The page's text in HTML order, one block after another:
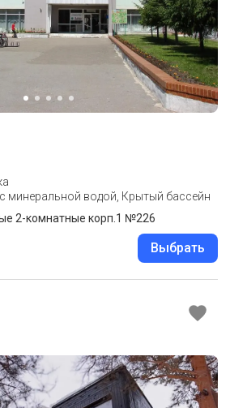
минеральной водой, Крытый бассейн
2-комнатные корп.1 №226
Выбрать